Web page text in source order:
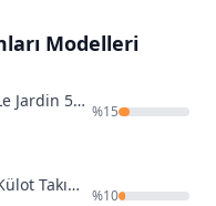
Modelleri
Basic Bralet Sütyen Takım Le Jardin 5045
%15
Desteksiz Balensiz Sütyen Külot Takım NBB 4874
%10